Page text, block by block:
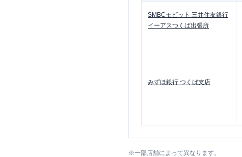
SMBCモビット 三井住友銀行
イーアスつくば出張所
みずほ銀行 つくば支店
※一部店舗によって異なります。